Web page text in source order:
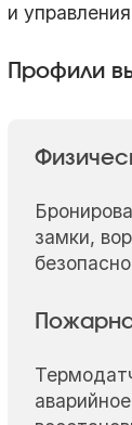
и
Профили
замки,